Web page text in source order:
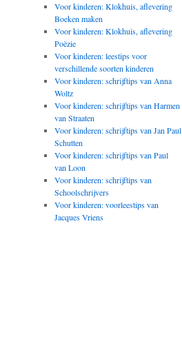
Voor kinderen: Klokhuis, aflevering
Boeken maken
Voor kinderen: Klokhuis, aflevering
Poëzie
Voor kinderen: leestips voor
verschillende soorten kinderen
Voor kinderen: schrijftips van Anna
Woltz
Voor kinderen: schrijftips van Harmen
van Straaten
Voor kinderen: schrijftips van Jan Paul
Schutten
Voor kinderen: schrijftips van Paul
van Loon
Voor kinderen: schrijftips van
Schoolschrijvers
Voor kinderen: voorleestips van
Jacques Vriens